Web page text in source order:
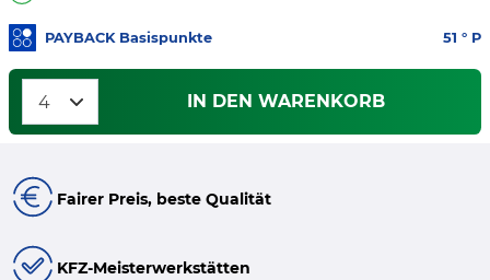
PAYBACK Basispunkte 51 ° P
IN DEN WARENKORB
Fairer Preis, beste Qualität
KFZ-Meisterwerkstätten